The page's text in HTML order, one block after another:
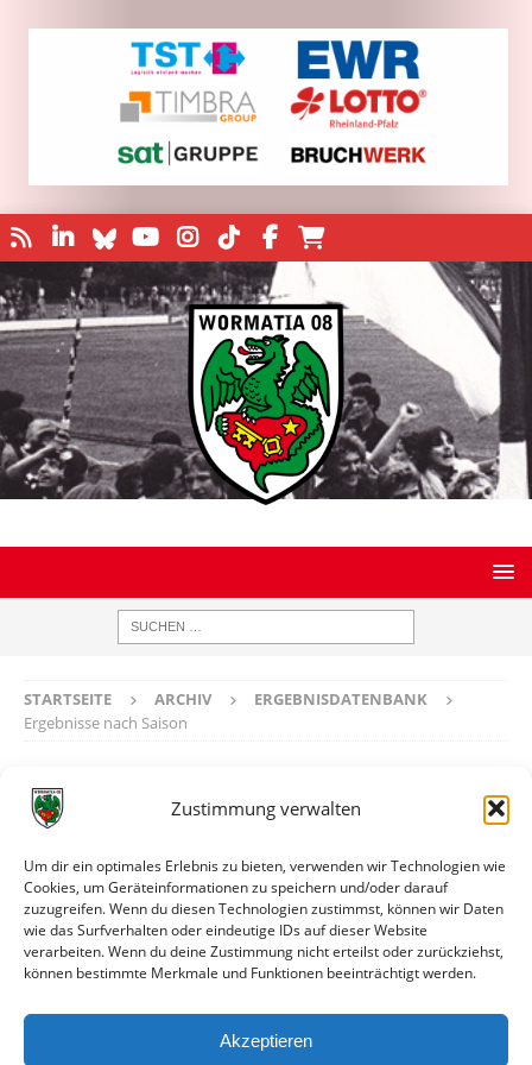
Zustimmung verwalten
Um dir ein optimales Erlebnis zu bieten, verwenden wir Technologien wie
Cookies, um Geräteinformationen zu speichern und/oder darauf
zuzugreifen. Wenn du diesen Technologien zustimmst, können wir Daten
wie das Surfverhalten oder eindeutige IDs auf dieser Website
verarbeiten. Wenn du deine Zustimmung nicht erteilst oder zurückziehst,
können bestimmte Merkmale und Funktionen beeinträchtigt werden.
Akzeptieren
STARTSEITE ARCHIV
ERGEBNISDATENBANK
Ergebnisse nach Saison
Ergebnisse nach Saison
Datum
Paarung Ergebnis
Info
05.09.2020
17:00
TuS Wörrstadt II -
Wormatia Worms II
(F)
0:5 Spielinfo
13.09.2020
Wormatia Worms II
(F) - SV
4:1 Spielinfo